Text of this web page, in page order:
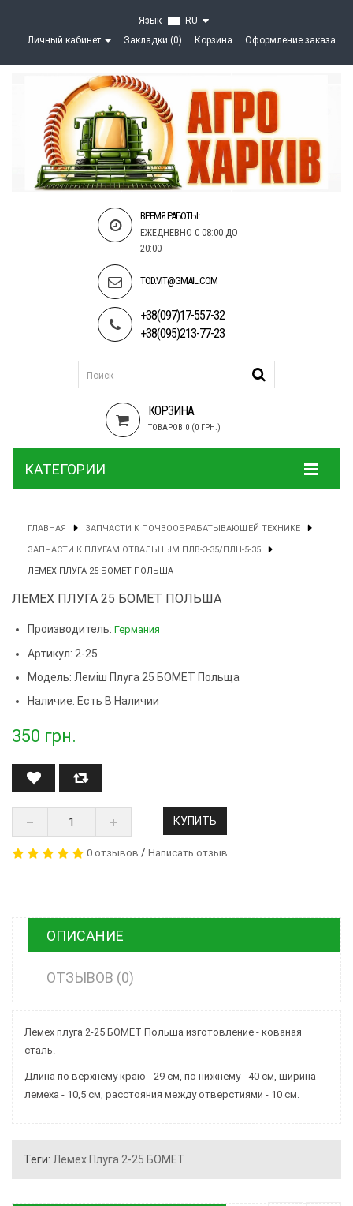
Язык
RU
Личный кабинет
Закладки (0) Корзина Оформление заказа
ВРЕМЯ РАБОТЫ:
ЕЖЕДНЕВНО С 08:00 ДО
20:00
TOD.VIT@GMAIL.COM
+38(097)17-557-32
+38(095)213-77-23
КОРЗИНА
ТОВАРОВ 0 (0 ГРН.)
КАТЕГОРИИ
ГЛАВНАЯ ЗАПЧАСТИ К ПОЧВООБРАБАТЫВАЮЩЕЙ ТЕХНИКЕ
ЗАПЧАСТИ К ПЛУГАМ ОТВАЛЬНЫМ ПЛВ-3-35/ПЛН-5-35
ЛЕМЕХ ПЛУГА 25 БОМЕТ ПОЛЬША
ЛЕМЕХ ПЛУГА 25 БОМЕТ ПОЛЬША
Производитель: Германия
Артикул: 2-25
Модель: Леміш Плуга 25 БОМЕТ Польща
Наличие: Есть В Наличии
350 грн.
КУПИТЬ
0 отзывов / Написать отзыв
ОПИСАНИЕ
ОТЗЫВОВ (0)
Лемех плуга 2-25 БОМЕТ Польша изготовление - кованая
сталь.
Длина по верхнему краю - 29 см, по нижнему - 40 см, ширина
лемеха - 10,5 см, расстояния между отверстиями - 10 см.
Теги: Лемех Плуга 2-25 БОМЕТ